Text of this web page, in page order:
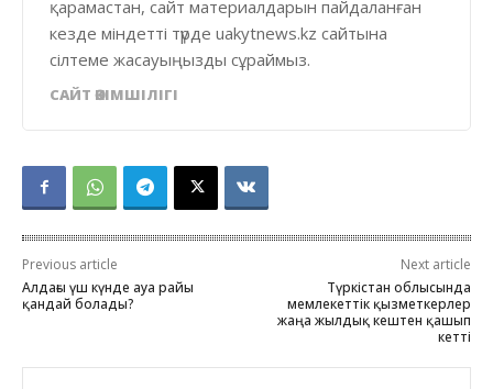
қарамастан, сайт материалдарын пайдаланған
кезде міндетті түрде uakytnews.kz сайтына
сілтеме жасауыңызды сұраймыз.
САЙТ ӘКІМШІЛІГІ
Previous article
Алдағы үш күнде ауа райы
қандай болады?
Next article
Түркістан облысында
мемлекеттік қызметкерлер
жаңа жылдық кештен қашып
кетті